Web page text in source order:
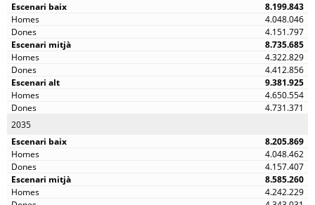
8.199.843
4.048.046
4.151.797
8.735.685
4.322.829
4.412.856
9.381.925
4.650.554
4.731.371
2035
8.205.869
4.048.462
4.157.407
8.585.260
4.242.229